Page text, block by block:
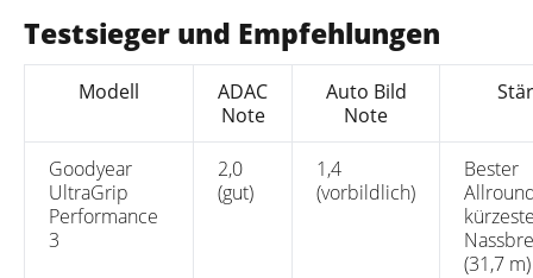
Testsieger und Empfehlungen
Modell
ADAC
Note
Auto Bild
Note
Goodyear
UltraGrip
Performance
3
2,0
(gut)
1,4
(vorbildlich)
Bester
(31,7 m)